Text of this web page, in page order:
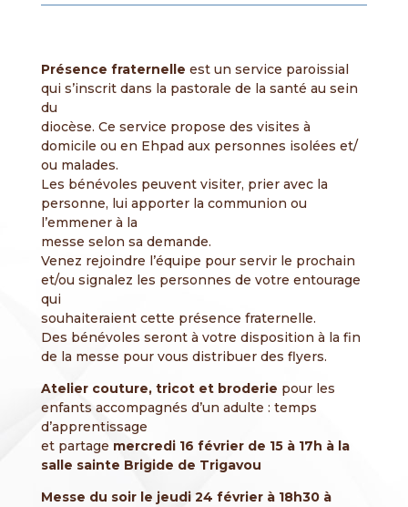
Présence fraternelle est un service paroissial
qui s’inscrit dans la pastorale de la santé au sein
du
diocèse. Ce service propose des visites à
domicile ou en Ehpad aux personnes isolées et/
ou malades.
Les bénévoles peuvent visiter, prier avec la
personne, lui apporter la communion ou
l’emmener à la
messe selon sa demande.
Venez rejoindre l’équipe pour servir le prochain
et/ou signalez les personnes de votre entourage
qui
souhaiteraient cette présence fraternelle.
Des bénévoles seront à votre disposition à la fin
de la messe pour vous distribuer des flyers.
Atelier couture, tricot et broderie pour les
enfants accompagnés d’un adulte : temps
d’apprentissage
et partage mercredi 16 février de 15 à 17h à la
salle sainte Brigide de Trigavou
Messe du soir le jeudi 24 février à 18h30 à